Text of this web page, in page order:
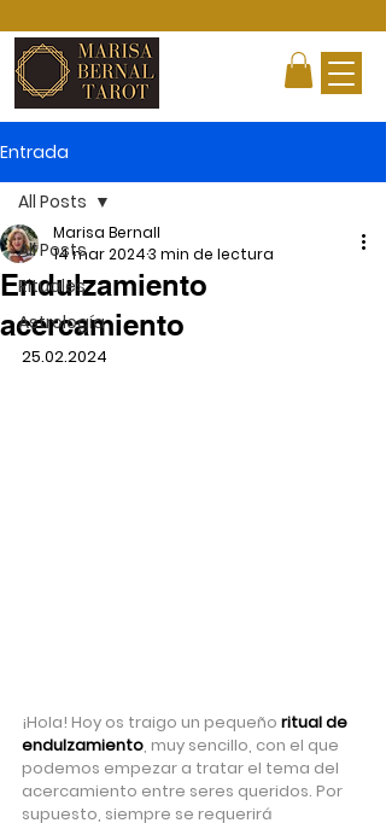
Entrada
All Posts
Rituales
Astrología
All Posts
Endulzamiento
acercamiento
Marisa Bernall
14 mar 20243 min de lectura
25.02.2024
¡Hola! Hoy os traigo un pequeño ritual de
endulzamiento, muy sencillo, con el que
podemos empezar a tratar el tema del
acercamiento entre seres queridos. Por
supuesto, siempre se requerirá